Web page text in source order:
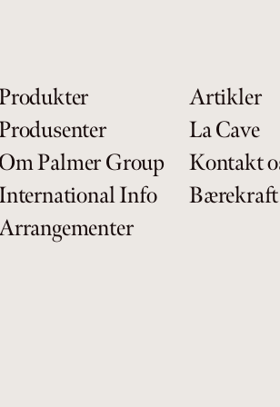
Om Palmer Group
Info
Artikler
La Cave
Kontakt
Bærekraft